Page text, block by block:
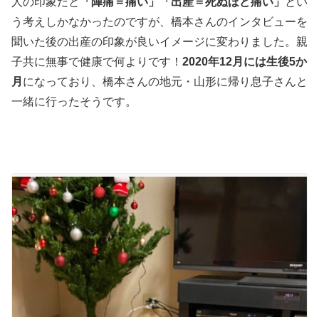
う考えしかなかったのですが、橋本さんのインタビューを
聞いた後の出産の印象が良いイメージに変わりました。親
子共に無事で健康で何よりです！ 2020年12月には生後5か
月 になっており、橋本さんの地元・山形に帰り息子さんと
一緒に行ったそうです。